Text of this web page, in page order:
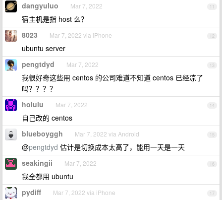
11
dangyuluo Mar 7, 2022
宿主机是指 host 么？
12
8023 Mar 7, 2022 via iPhone
ubuntu server
13
pengtdyd Mar 7, 2022
我很好奇这些用 centos 的公司难道不知道 centos 已经凉了
吗？？？？
14
holulu Mar 7, 2022
自己改的 centos
15
blueboyggh Mar 7, 2022 via Android
@pengtdyd 估计是切换成本太高了，能用一天是一天
16
seakingii Mar 7, 2022
我全都用 ubuntu
17
pydiff Mar 7, 2022 via iPhone